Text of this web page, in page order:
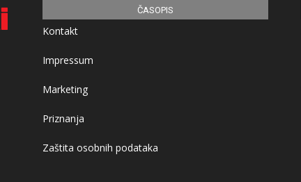
ČASOPIS
Kontakt
Impressum
Marketing
Priznanja
Zaštita osobnih podataka